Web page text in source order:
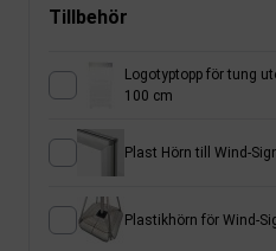
Tillbehör
Logotyptopp för tung
100 cm
Plast Hörn till Wind-
Plastikhörn för Wind-